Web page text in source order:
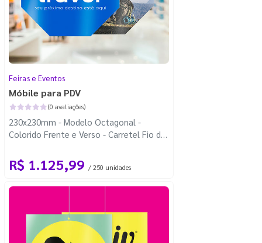
Feiras e Eventos
Móbile para PDV
(0 avaliações)
230x230mm - Modelo Octagonal -
Colorido Frente e Verso - Carretel Fio de
R$ 1.125,99 / 250 unidades